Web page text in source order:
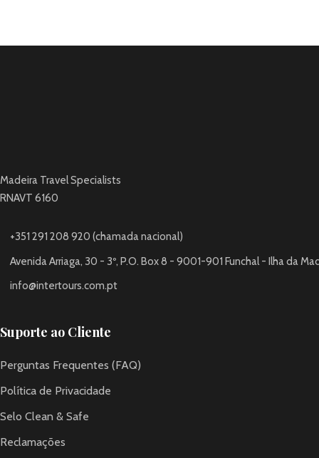
Madeira Travel Specialists
RNAVT 6160
+351 291 208 920 (chamada nacional)
Avenida Arriaga, 30 - 3º, P.O. Box 8 - 9001-901 Funchal - Ilha da
info@intertours.com.pt
Suporte ao Cliente
Perguntas Frequentes (FAQ)
Política de Privacidade
Selo Clean & Safe
Reclamações